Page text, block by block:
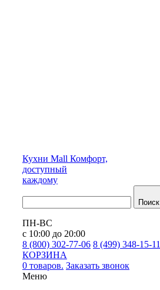
Кухни Mall Комфорт,
доступный
каждому
Поиск
ПН-ВС
с 10:00 до 20:00
8 (800) 302-77-06 8 (499) 348-15-11
КОРЗИНА
0 товаров. Заказать звонок
Меню